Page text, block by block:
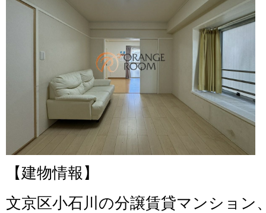
【建物情報】
文京区小石川の分譲賃貸マンション